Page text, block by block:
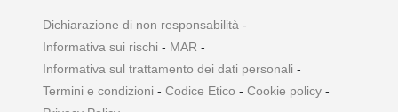
Dichiarazione di non responsabilità -
Informativa sui rischi - MAR -
Informativa sul trattamento dei dati personali -
Termini e condizioni - Codice Etico - Cookie policy -